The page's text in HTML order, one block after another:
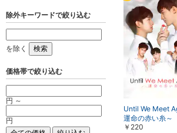
Until We Meet
運命の赤い糸～
￥220
除外キーワードで絞り込む
を除く
価格帯で絞り込む
円 ～
円